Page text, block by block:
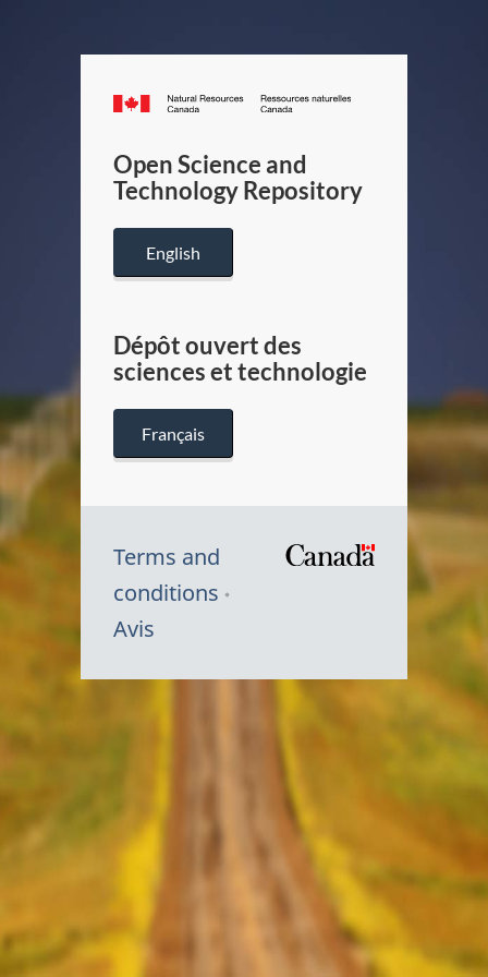
Canada.ca
/
Canada
Open Science and
Technology Repository
English
Dépôt ouvert des
sciences et technologie
Français
Terms and
conditions
Avis
Symbole
Canada